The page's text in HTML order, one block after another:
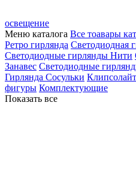
освещение
Меню каталога Все тоавары
Ретро гирлянда Светодиодная
Светодиодные гирлянды Нити
Занавес Светодиодные
Гирлянда Сосульки Клипсолайт
фигуры Комплектующие
Показать все